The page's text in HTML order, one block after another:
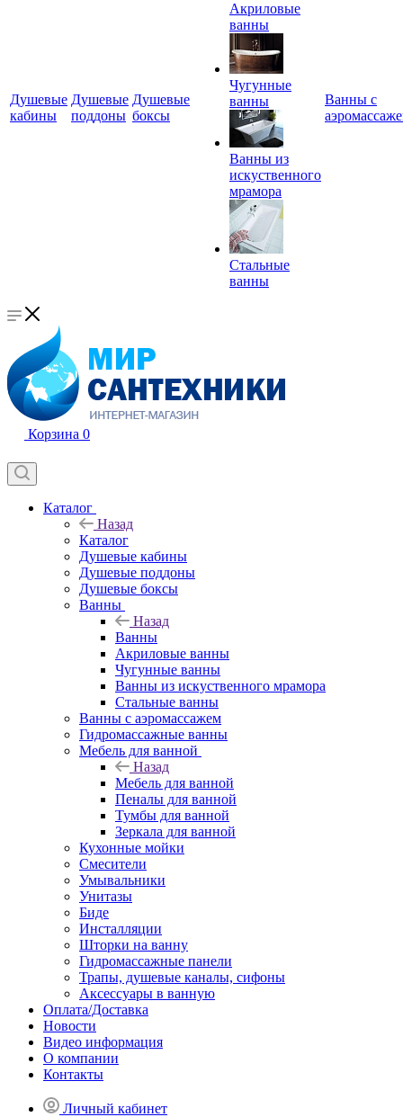
Душевые
кабины
Душевые
поддоны
Душевые
боксы
Акриловые
ванны
Чугунные
ванны
Ванны из
искуственного
мрамора
Стальные
ванны
Ванны с
Корзина 0
Каталог
Назад
Каталог
Душевые кабины
Душевые поддоны
Душевые боксы
Ванны
Назад
Ванны
Акриловые ванны
Чугунные ванны
Ванны из искуственного мрамора
Стальные ванны
Ванны с аэромассажем
Гидромассажные ванны
Мебель для ванной
Назад
Мебель для ванной
Пеналы для ванной
Тумбы для ванной
Зеркала для ванной
Кухонные мойки
Смесители
Умывальники
Унитазы
Биде
Инсталляции
Шторки на ванну
Гидромассажные панели
Трапы, душевые каналы, сифоны
Аксессуары в ванную
Оплата/Доставка
Новости
Видео информация
О компании
Контакты
Личный кабинет